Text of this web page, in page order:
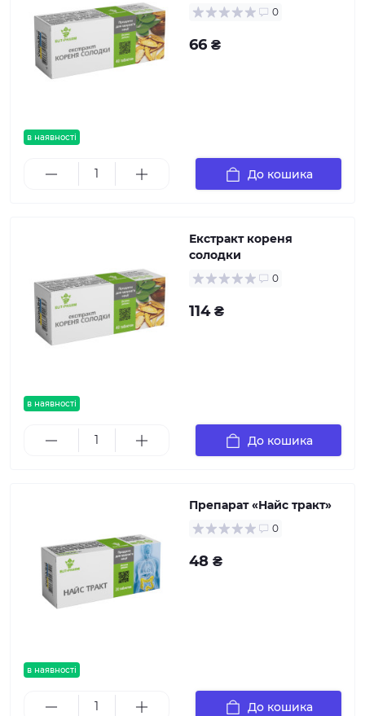
в наявності
0
66 ₴
До кошика
в наявності
Екстракт кореня
солодки
0
114 ₴
До кошика
в наявності
Препарат «Найс тракт»
0
48 ₴
До кошика